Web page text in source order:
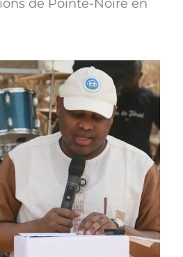
de Pointe-Noire en